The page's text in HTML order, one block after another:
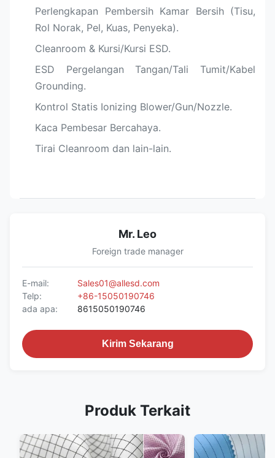
Perlengkapan Pembersih Kamar Bersih (Tisu,
Rol Norak, Pel, Kuas, Penyeka).
Cleanroom & Kursi/Kursi ESD.
ESD Pergelangan Tangan/Tali Tumit/Kabel
Grounding.
Kontrol Statis Ionizing Blower/Gun/Nozzle.
Kaca Pembesar Bercahaya.
Tirai Cleanroom dan lain-lain.
Mr. Leo
Foreign trade manager
E-mail:
Sales01@allesd.com
Telp:
+86-15050190746
ada apa:
8615050190746
Kirim Sekarang
Produk Terkait